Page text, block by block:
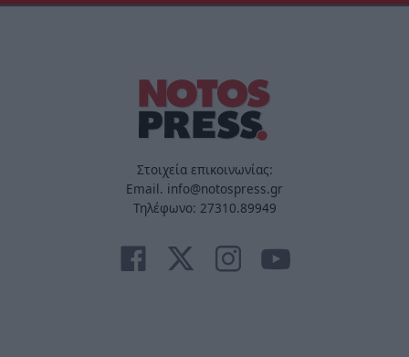
Στοιχεία επικοινωνίας:
Email. info@notospress.gr
Τηλέφωνο: 27310.89949